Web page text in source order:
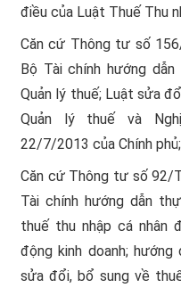
điều của Luật Thuế Thu
Căn cứ Thông tư số
Bộ Tài chính hướng
Quản lý thuế; Luật sửa
Quản lý thuế và
22/7/2013 của Chính phủ;
Căn cứ Thông tư số 92/
Tài chính hướng dẫn
thuế thu nhập cá nhân
động kinh doanh;
sửa đổi, bổ sung về